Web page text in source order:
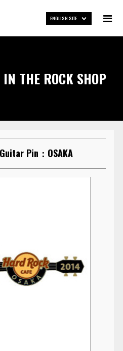
ENGLISH SITE
THE ROCK SHOP
Pin：OSAKA